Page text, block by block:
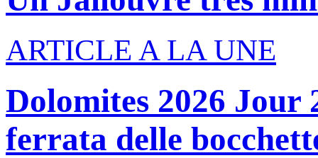
ARTICLE A LA UNE
Dolomites 2026
ferrata delle